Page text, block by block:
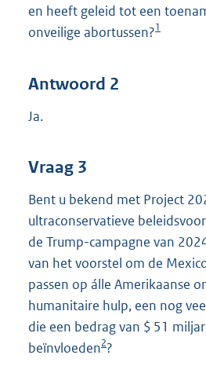
en heeft geleid tot een
onveilige abortussen?1
Antwoord 2
Ja.
Vraag 3
Bent u bekend met Project
ultraconservatieve
de Trump-campagne van
van het voorstel om de
passen op álle Amerikaanse
humanitaire hulp, een nog
die een bedrag van $ 51
beïnvloeden2?